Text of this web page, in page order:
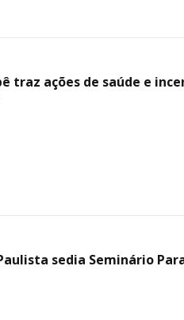
traz ações de saúde e
sedia Seminário